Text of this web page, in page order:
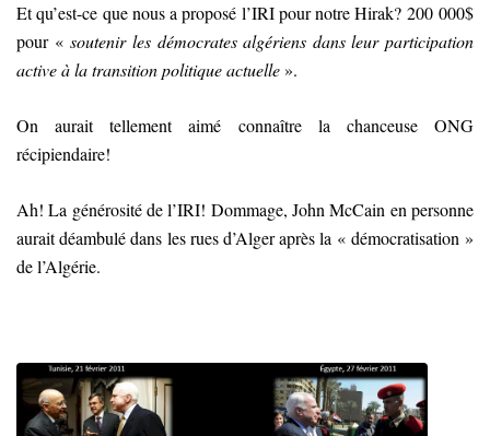
Et qu’est-ce que nous a proposé l’IRI pour notre Hirak? 200 000$
pour «soutenir les démocrates algériens dans leur participation
active à la transition politique actuelle».
On aurait tellement aimé connaître la chanceuse ONG
récipiendaire!
Ah! La générosité de l’IRI! Dommage, John McCain en personne
aurait déambulé dans les rues d’Alger après la « démocratisation »
de l’Algérie.